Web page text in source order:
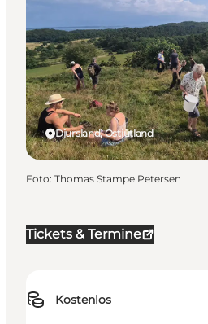
Tickets & Termine
Kostenlos
Djursland, Ostjütland
Foto: Thomas Stampe Petersen